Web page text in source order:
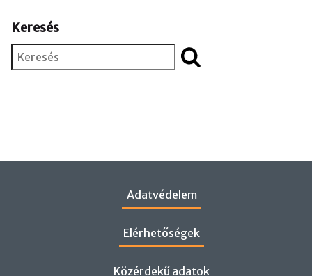
Keresés
Keresés
Adatvédelem
Elérhetőségek
Közérdekű adatok